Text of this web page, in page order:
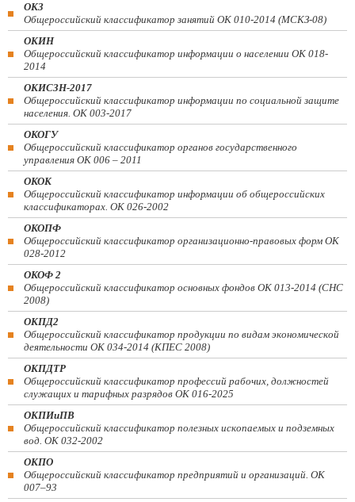
ОКЗ
Общероссийский классификатор занятий ОК 010-2014 (МСКЗ-08)
ОКИН
Общероссийский классификатор информации о населении ОК 018-
2014
ОКИСЗН-2017
Общероссийский классификатор информации по социальной защите
населения. ОК 003-2017
ОКОГУ
Общероссийский классификатор органов государственного
управления ОК 006 – 2011
ОКОК
Общероссийский классификатор информации об общероссийских
классификаторах. ОК 026-2002
ОКОПФ
Общероссийский классификатор организационно-правовых форм ОК
028-2012
ОКОФ 2
Общероссийский классификатор основных фондов ОК 013-2014 (СНС
2008)
ОКПД2
Общероссийский классификатор продукции по видам экономической
деятельности ОК 034-2014 (КПЕС 2008)
ОКПДТР
Общероссийский классификатор профессий рабочих, должностей
служащих и тарифных разрядов ОК 016-2025
ОКПИиПВ
Общероссийский классификатор полезных ископаемых и подземных
вод. ОК 032-2002
ОКПО
Общероссийский классификатор предприятий и организаций. ОК
007–93